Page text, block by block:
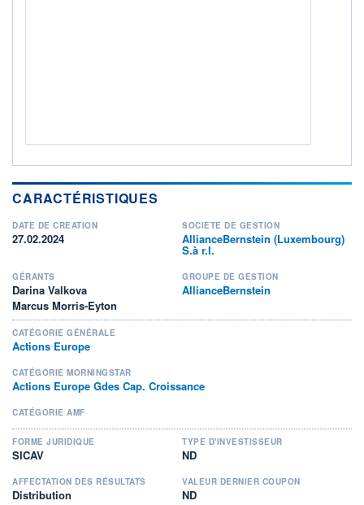
CARACTÉRISTIQUES
DATE DE CRÉATION
27.02.2024
SOCIÉTÉ DE GESTION
AllianceBernstein (Luxembourg)
S.à r.l.
GÉRANTS
Darina Valkova
Marcus Morris-Eyton
GROUPE DE GESTION
AllianceBernstein
CATÉGORIE GÉNÉRALE
Actions Europe
CATÉGORIE MORNINGSTAR
Actions Europe Gdes Cap. Croissance
CATÉGORIE AMF
FORME JURIDIQUE
SICAV
TYPE D'INVESTISSEUR
ND
AFFECTATION DES RÉSULTATS
Distribution
VALEUR DERNIER COUPON
ND